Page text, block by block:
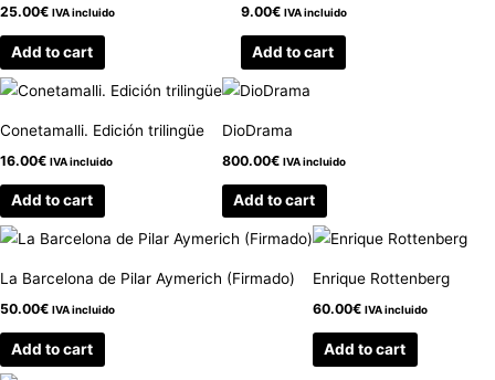
25.00€ IVA incluido
Add to cart
9.00€ IVA incluido
Add to cart
Conetamalli. Edición trilingüe
16.00€ IVA incluido
Add to cart
DioDrama
800.00€ IVA incluido
Add to cart
La Barcelona de Pilar Aymerich (Firmado)
50.00€ IVA incluido
Add to cart
Enrique Rottenberg
60.00€ IVA incluido
Add to cart